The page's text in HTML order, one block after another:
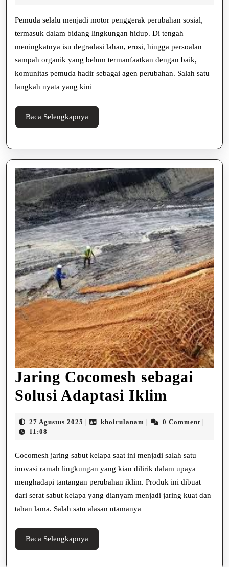
Kegiatan
Komunitas
Pemuda
Pemuda selalu menjadi motor penggerak perubahan sosial,
termasuk dalam bidang lingkungan hidup. Di tengah
meningkatnya isu degradasi lahan, erosi, hingga persoalan
sampah organik yang belum termanfaatkan dengan baik,
komunitas pemuda hadir sebagai agen perubahan. Salah satu
langkah nyata yang kini
Baca Selengkapnya
Selengkapnya
Jaring Cocomesh sebagai
Solusi Adaptasi Iklim
sebagai
Solusi
Iklim
27 Agustus 2025 27
| khoirulanam khoirulanam
| 0 Comment |
11:08
Cocomesh jaring sabut kelapa saat ini menjadi salah satu
inovasi ramah lingkungan yang kian dilirik dalam upaya
menghadapi tantangan perubahan iklim. Produk ini dibuat
dari serat sabut kelapa yang dianyam menjadi jaring kuat dan
tahan lama. Salah satu alasan utamanya
Baca Selengkapnya
Selengkapnya